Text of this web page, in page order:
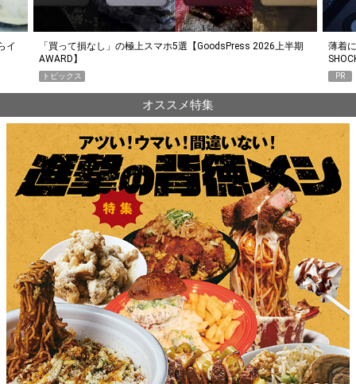
イ
「買って損なし」の極上スマホ5選【GoodsPress 2026上半期
AWARD】
トピックス
薄着
PR
オススメ特集